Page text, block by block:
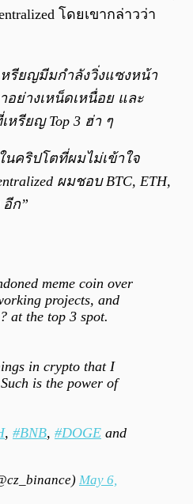
โดยเขากล่าวว่า
รียญมีมกำลังวิ่งแซงหน้า
อย่างเหน็ดเหนื่อย และ
หรียญ Top 3 ฮ่า ๆ
คริปโตที่ผมไม่เข้าใจ
ผมชอบ BTC, ETH,
อีก”
meme coin over
projects, and
at the top 3 spot.
in crypto that I
is the power of
, #BNB, #DOGE and
May 6,